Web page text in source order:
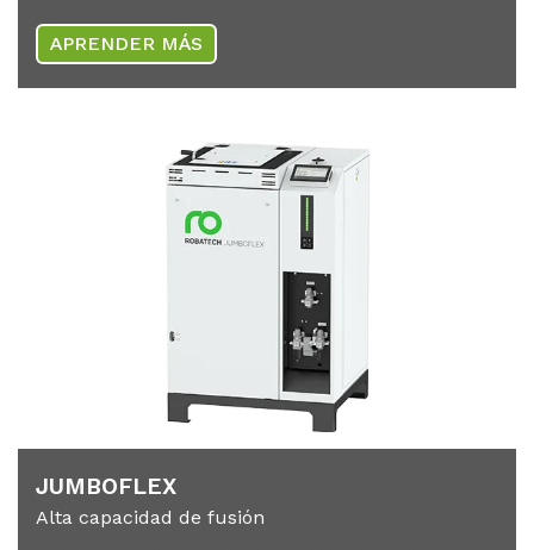
APRENDER MÁS
JUMBOF­LEX
Alta capacidad de fusión